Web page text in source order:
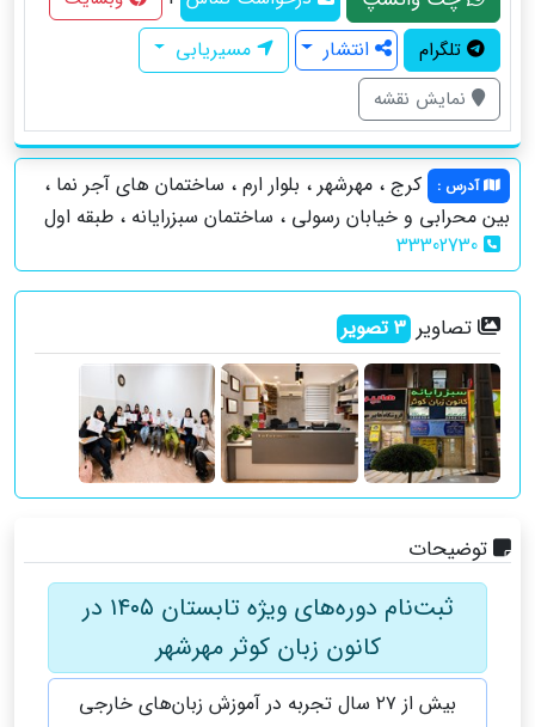
تلگرام
انتشار مسیریابی
نمایش نقشه
آدرس :
کرج ، مهرشهر ، بلوار ارم ، ساختمان های آجر نما ،
بین محرابی و خیابان رسولی ، ساختمان سبزرایانه ، طبقه اول
33302730
تصاویر 3تصویر
توضیحات
ثبت‌نام دوره‌های ویژه تابستان ۱۴۰۵ در
کانون زبان کوثر مهرشهر
بیش از ۲۷ سال تجربه در آموزش زبان‌های خارجی